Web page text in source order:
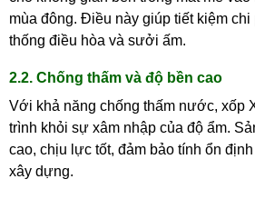
mùa đông. Điều này giúp tiết kiệm
thống điều hòa và sưởi ấm.
2.2. Chống thấm và độ bền cao
Với khả năng chống thấm nước, xốp
trình khỏi sự xâm nhập của độ ẩm.
cao, chịu lực tốt, đảm bảo tính ổn
xây dựng.